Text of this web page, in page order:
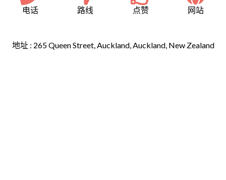
电话 路线 点赞 网站
地址 : 265 Queen Street, Auckland, Auckland, New Zealand